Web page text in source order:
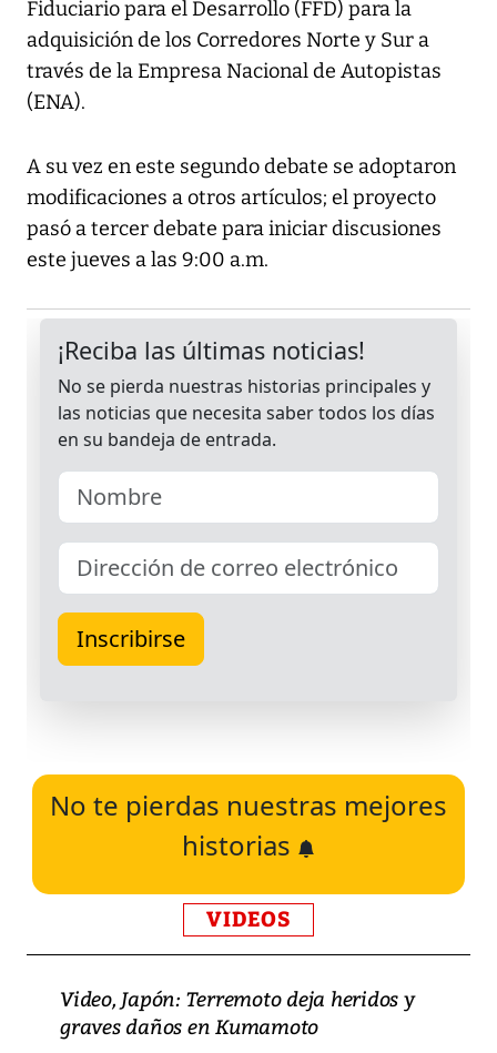
Fiduciario para el Desarrollo (FFD) para la
adquisición de los Corredores Norte y Sur a
través de la Empresa Nacional de Autopistas
(ENA).
A su vez en este segundo debate se adoptaron
modificaciones a otros artículos; el proyecto
pasó a tercer debate para iniciar discusiones
este jueves a las 9:00 a.m.
No te pierdas nuestras mejores
historias
VIDEOS
Video, Japón: Terremoto deja heridos y
graves daños en Kumamoto